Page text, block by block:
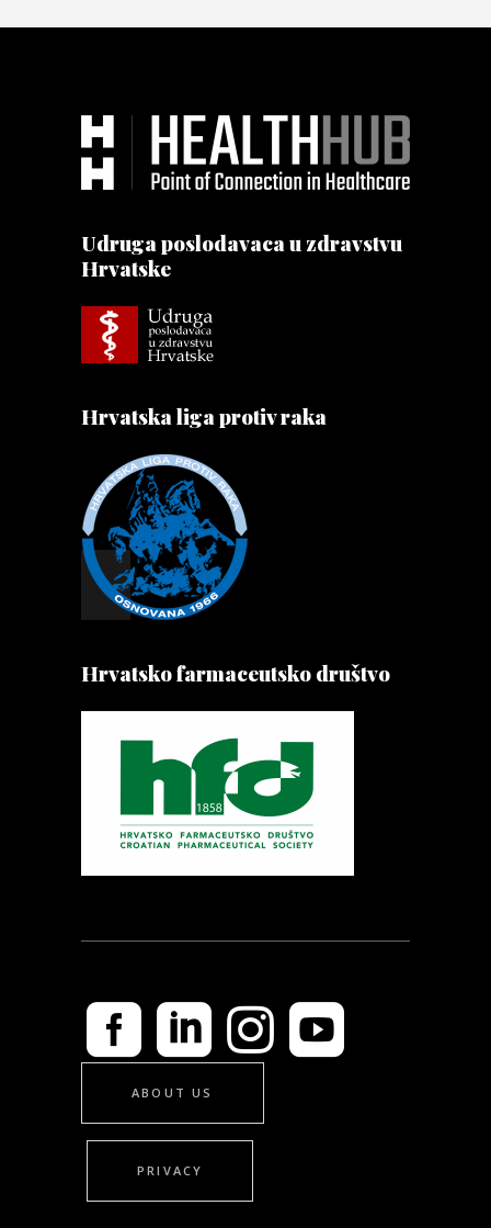
Udruga poslodavaca u zdravstvu
Hrvatske
Hrvatska liga protiv raka
Hrvatsko farmaceutsko društvo
ABOUT US
PRIVACY